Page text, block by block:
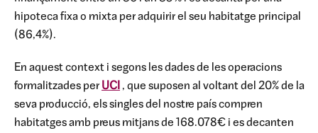
hipoteca fixa o mixta per adquirir el seu habitatge principal
(86,4%).
En aquest context i segons les dades de les operacions
formalitzades per UCI , que suposen al voltant del 20% de la
seva producció, els singles del nostre país compren
habitatges amb preus mitjans de 168.078€ i es decanten